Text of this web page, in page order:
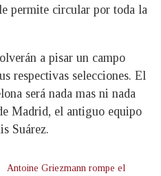
permite circular por toda la
a pisar un campo
respectivas selecciones. El
será nada mas ni nada
Madrid, el antiguo equipo
Suárez.
Antoine Griezmann rompe el